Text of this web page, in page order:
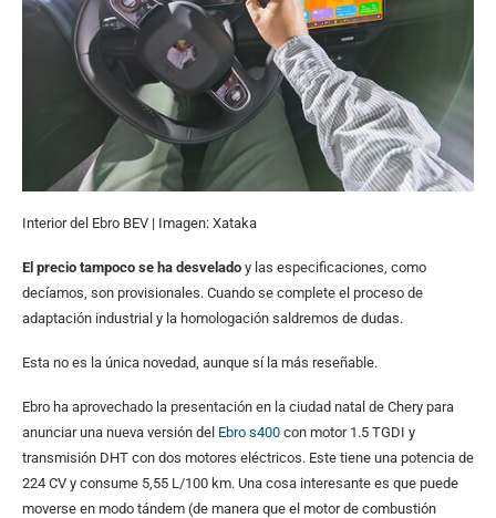
Interior del Ebro BEV | Imagen: Xataka
El precio tampoco se ha desvelado y las especificaciones, como
decíamos, son provisionales. Cuando se complete el proceso de
adaptación industrial y la homologación saldremos de dudas.
Esta no es la única novedad, aunque sí la más reseñable.
Ebro ha aprovechado la presentación en la ciudad natal de Chery para
anunciar una nueva versión del Ebro s400 con motor 1.5 TGDI y
transmisión DHT con dos motores eléctricos. Este tiene una potencia de
224 CV y consume 5,55 L/100 km. Una cosa interesante es que puede
moverse en modo tándem (de manera que el motor de combustión